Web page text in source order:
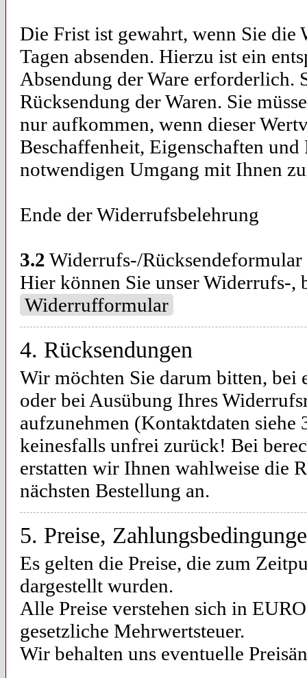
Die Frist ist gewahrt, wenn Sie
Tagen absenden. Hierzu ist ein
Absendung der Ware erforderlich.
Rücksendung der Waren. Sie
nur aufkommen, wenn dieser
Beschaffenheit, Eigenschaften
notwendigen Umgang mit Ihnen
Ende der Widerrufsbelehrung
3.2 Widerrufs-/Rücksendeformular
Hier können Sie unser Widerrufs-,
Widerrufformular
4. Rücksendungen
Wir möchten Sie darum bitten, bei
oder bei Ausübung Ihres
aufzunehmen (Kontaktdaten siehe
keinesfalls unfrei zurück! Bei
erstatten wir Ihnen wahlweise die
nächsten Bestellung an.
5. Preise,
Es gelten die Preise, die zum
dargestellt wurden.
Alle Preise verstehen sich in
gesetzliche Mehrwertsteuer.
Wir behalten uns eventuelle